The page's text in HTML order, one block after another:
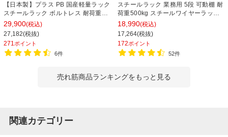
【日本製】プラス PB 国産軽量ラック
スチールラック ボルトレス 耐荷重
150kg/段 天地6段 幅1812×奥行462×
高さ2100mm スチール棚 スチールシ
ェルフ 収納棚 オープンラック 収納ラ
ック
29,900(税込)
27,182(税抜)
271 ポイント
6件
スチールラック 業務用 5段 可動棚 耐
荷重500kg スチールワイヤーラック
シェルゴ 幅1515×奥行460×高さ
1740mm
18,990(税込)
17,264(税抜)
172ポイント
52件
売れ筋商品ランキングをもっと見る
関連カテゴリー